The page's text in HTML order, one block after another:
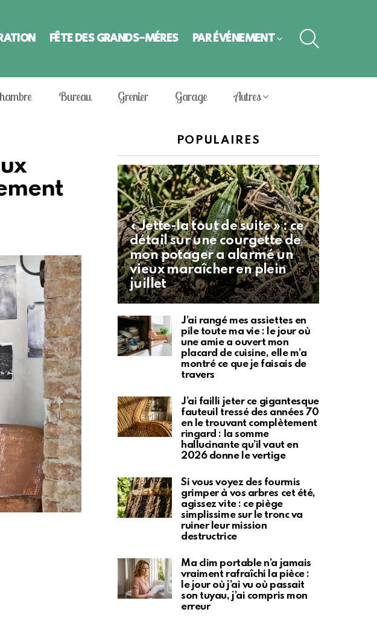
FÊTE DES GRANDS-MÈRES PAR ÉVÈNEMENT
Bureau Grenier Garage Autres
POPULAIRES
« Jette-la tout de suite » : ce
détail sur une courgette de
mon potager a alarmé un
vieux maraîcher en plein
juillet
J’ai rangé mes assiettes en
pile toute ma vie : le jour où
une amie a ouvert mon
placard de cuisine, elle m’a
montré ce que je faisais de
travers
J’ai failli jeter ce gigantesque
fauteuil tressé des années 70
en le trouvant complètement
ringard : la somme
hallucinante qu’il vaut en
2026 donne le vertige
Si vous voyez des fourmis
grimper à vos arbres cet été,
agissez vite : ce piège
simplissime sur le tronc va
ruiner leur mission
destructrice
Ma clim portable n’a jamais
vraiment rafraîchi la pièce :
le jour où j’ai vu où passait
son tuyau, j’ai compris mon
erreur